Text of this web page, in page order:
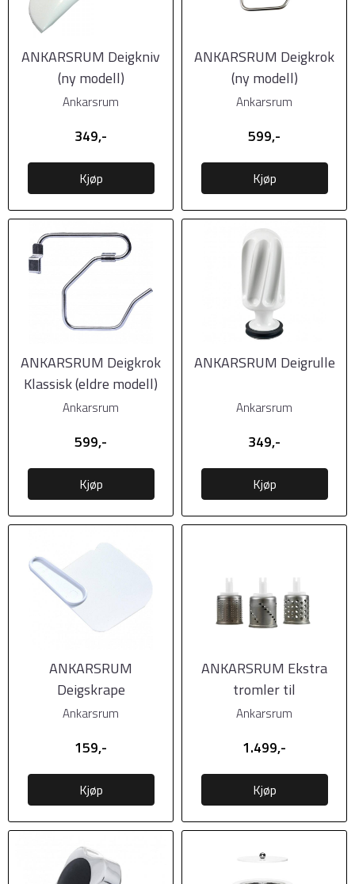
ANKARSRUM Deigkniv
(ny modell)
Ankarsrum
349,-
Kjøp
ANKARSRUM Deigkrok
(ny modell)
Ankarsrum
599,-
Kjøp
ANKARSRUM Deigkrok
Klassisk (eldre modell)
Ankarsrum
599,-
Kjøp
ANKARSRUM Deigrulle
Ankarsrum
349,-
Kjøp
ANKARSRUM
Deigskrape
Ankarsrum
159,-
Kjøp
ANKARSRUM Ekstra
tromler til
Grønnsakskutter (3 stk)
Ankarsrum
1.499,-
Kjøp